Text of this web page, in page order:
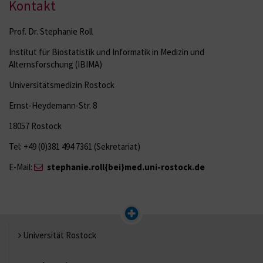
Kontakt
Prof. Dr. Stephanie Roll
Institut für Biostatistik und Informatik in Medizin und
Alternsforschung (IBIMA)
Universitätsmedizin Rostock
Ernst-Heydemann-Str. 8
18057 Rostock
Tel: +49 (0)381 494 7361 (Sekretariat)
E-Mail:
stephanie.roll{bei}med.uni-rostock.de
Universität Rostock